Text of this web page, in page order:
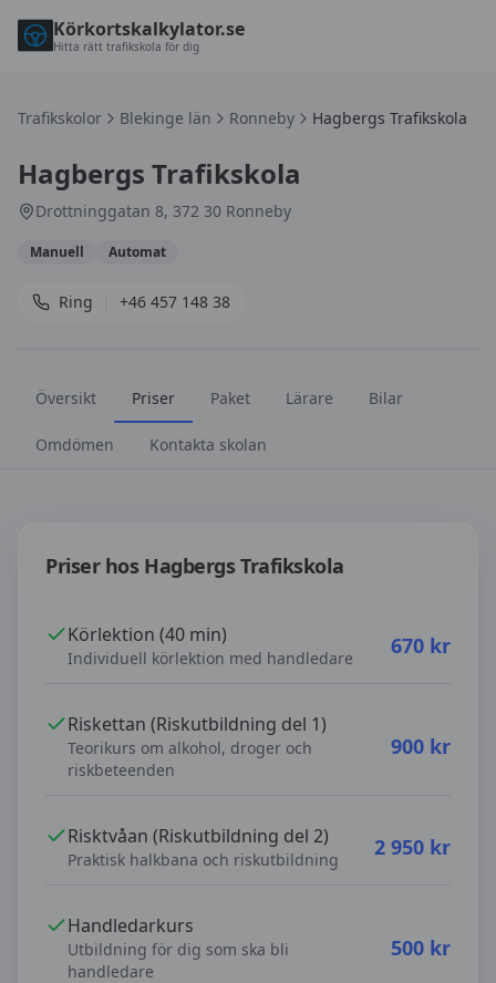
Körkortskalkylator.se
Hitta rätt trafikskola för dig
Trafikskolor Blekinge län Ronneby Hagbergs Trafikskola
Hagbergs Trafikskola
Drottninggatan 8, 372 30 Ronneby
Manuell Automat
Ring +46 457 148 38
Översikt Priser Paket Lärare Bilar
Omdömen Kontakta skolan
Priser hos Hagbergs Trafikskola
Körlektion (40 min)
Individuell körlektion med handledare 670 kr
Riskettan (Riskutbildning del 1)
Teorikurs om alkohol, droger och
riskbeteenden
900 kr
Risktvåan (Riskutbildning del 2)
Praktisk halkbana och riskutbildning 2 950 kr
Handledarkurs
Utbildning för dig som ska bli
handledare
500 kr